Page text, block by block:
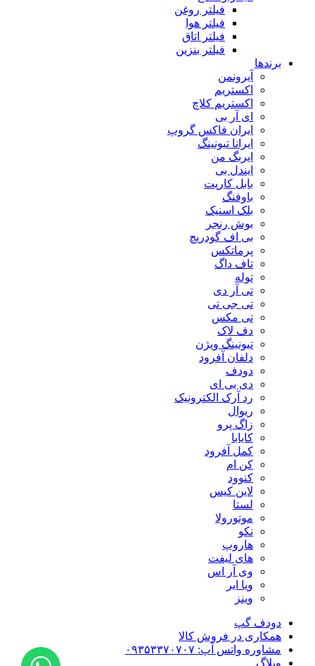
فیلتر روغن
فیلتر هوا
فیلتر اتاق
فیلتر بنزین
برندها
آیرونمن
اکستریم
اکستریم کلاچ
ای آر بی
ایران فاکس گروپ
ایرانا تیونینگ
ایربگ من
ایندل بی
بابل کارپت
باوفنگ
بلک اسنیک
بوش رنجر
بی اف گودریچ
پرماتکس
تاف داگ
توله
تی آر دی
تی جی تی
تی مکس
دف لاک
تیونینگ ویژن
دلفان آفرود
دودف
دی بی ای
رد آرک الکترونیک
ریوال
زاگ پرو
کایابا
کمل آفرود
کن ام
کنوود
لاین کیس
لستا
موتورولا
نکو
هاروپ
های لیفت
وی آر اس
ویا ایر
وینز
دودف گپ
همکاری در فروش کالا
مشاوره واتس آپ: ۰۹۳۵۳۳۷۰۷۰۷
وبلاگ